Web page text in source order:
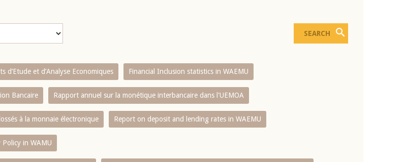
d’Etude et d’Analyse Economiques Financial Inclusion statistics in WAEMU
Bancaire Rapport annuel sur la monétique interbancaire dans l'UEMOA
à la monnaie électronique Report on deposit and lending rates in WAEMU
in WAMU